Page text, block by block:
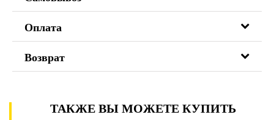
Оплата
Возврат
ТАКЖЕ ВЫ МОЖЕТЕ КУПИТЬ